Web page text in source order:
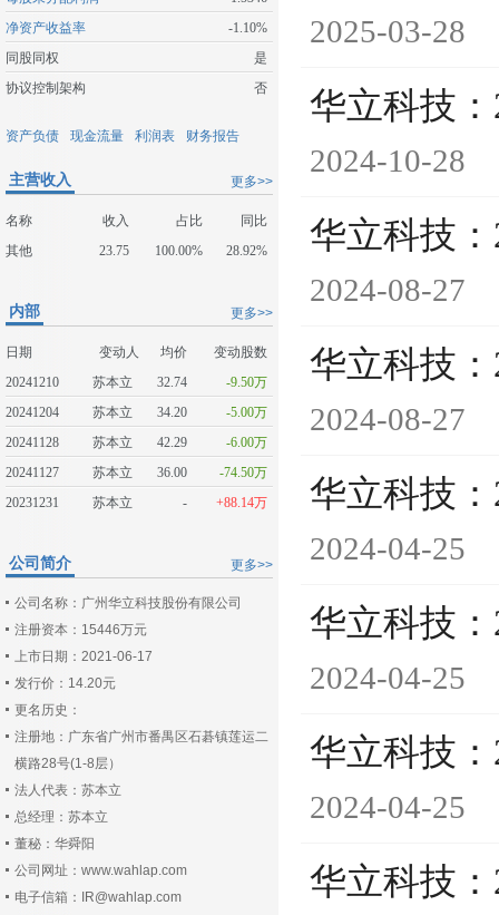
净资产收益率
-1.10%
同股同权
是
协议控制架构
否
资产负债 现金流量 利润表 财务报告
更多>>
主营收入
名称 收入 占比
同比
其他
23.75 100.00% 28.92%
更多>>
内部
日期 变动人 均价
变动股数
20241210
苏本立 32.74
-9.50万
20241204
苏本立 34.20
-5.00万
20241128
苏本立 42.29
-6.00万
20241127
苏本立 36.00
-74.50万
20231231
苏本立 - +88.14万
更多>>
公司简介
公司名称：广州华立科技股份有限公司
注册资本：15446万元
上市日期：2021-06-17
发行价：14.20元
更名历史：
注册地：广东省广州市番禺区石碁镇莲运二
横路28号(1-8层）
法人代表：苏本立
总经理：苏本立
董秘：华舜阳
公司网址：www.wahlap.com
电子信箱：IR@wahlap.com
2025-03-28
华立科技
2024-10-28
华立科技
2024-08-27
华立科技
2024-08-27
华立科技
2024-04-25
华立科技
2024-04-25
华立科技
2024-04-25
华立科技